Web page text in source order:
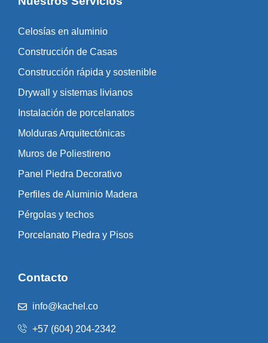
Celosías en aluminio
Construcción de Casas
Construcción rápida y sostenible
Drywall y sistemas livianos
Instalación de porcelanatos
Molduras Arquitectónicas
Muros de Poliestireno
Panel Piedra Decorativo
Perfiles de Aluminio Madera
Pérgolas y techos
Porcelanato Piedra y Pisos
Contacto
info@kachel.co
+57 (604) 204-2342